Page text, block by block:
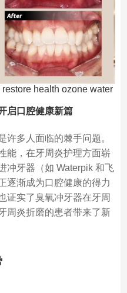
health ozone water
启口腔健康新篇
许多人面临的棘手问题。
能，在牙周炎护理方面崭
冲牙器（如 Waterpik 和飞
逐渐成为口腔健康的得力
证实了臭氧冲牙器在牙周
周炎折磨的患者带来了新